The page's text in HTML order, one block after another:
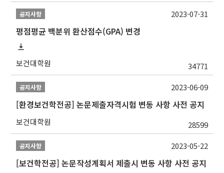
공지사항
평점평균 백분위 환산점수(GPA) 변경
보건대학원 34771
2023-07-31
공지사항
[환경보건학전공] 논문제출자격시험 변동 사항 사전 공지
보건대학원 28599
2023-06-09
공지사항
[보건학전공] 논문작성계획서 제출시 변동 사항 사전 공지
2023-05-22